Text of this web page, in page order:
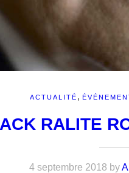
ACTUALITÉ ,
RALITE
4 septembre 2018 by